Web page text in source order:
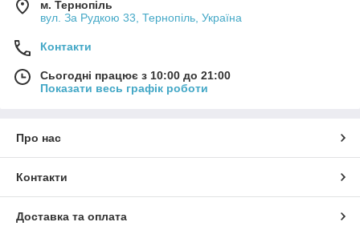
м. Тернопіль
вул. За Рудкою 33, Тернопіль, Україна
Контакти
Сьогодні працює з 10:00 до 21:00
Показати весь графік роботи
Про нас
Контакти
Доставка та оплата